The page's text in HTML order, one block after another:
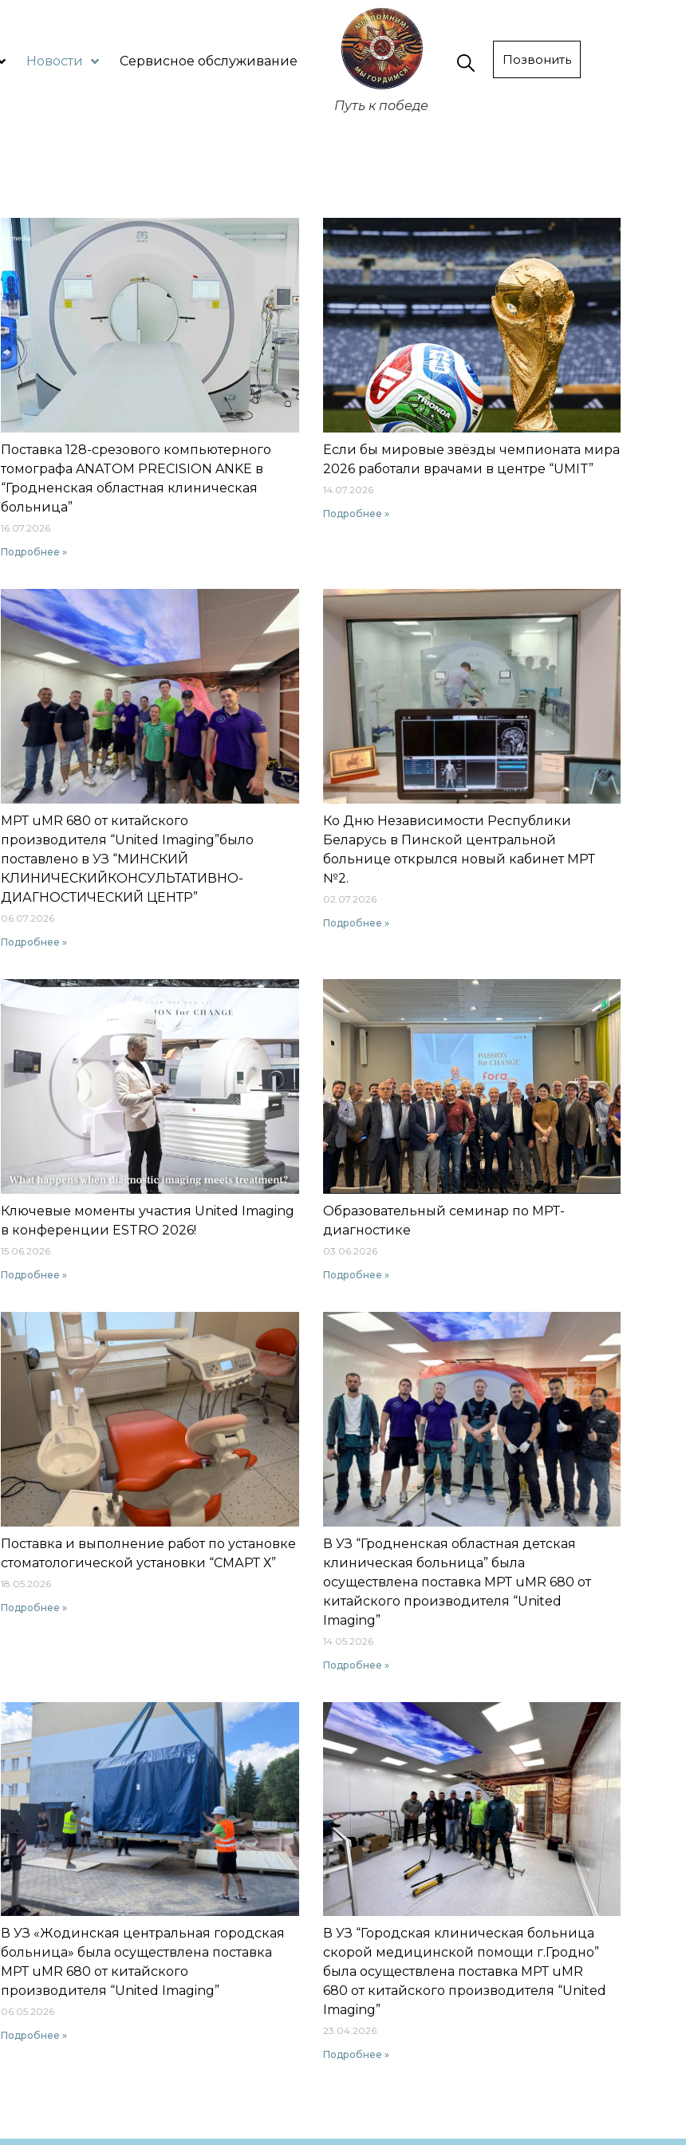
Новости Сервисное обслуживание
Путь к победе
Позвонить
Поставка 128-срезового компьютерного
томографа ANATOM PRECISION ANKE в
“Гродненская областная клиническая
больница”
16.07.2026
Подробнее »
Если бы мировые звёзды чемпионата мира
2026 работали врачами в центре “UMIT”
14.07.2026
Подробнее »
МРТ uMR 680 от китайского
производителя “United Imaging”было
поставлено в УЗ “МИНСКИЙ
КЛИНИЧЕСКИЙКОНСУЛЬТАТИВНО-
ДИАГНОСТИЧЕСКИЙ ЦЕНТР”
06.07.2026
Подробнее »
Ко Дню Независимости Республики
Беларусь в Пинской центральной
больнице открылся новый кабинет МРТ
№2.
02.07.2026
Подробнее »
Ключевые моменты участия United Imaging
в конференции ESTRO 2026!
15.06.2026
Подробнее »
Образовательный семинар по МРТ-
диагностике
03.06.2026
Подробнее »
Поставка и выполнение работ по установке
стоматологической установки “СМАРТ Х”
18.05.2026
Подробнее »
В УЗ “Гродненская областная детская
клиническая больница” была
осуществлена поставка МРТ uMR 680 от
китайского производителя “United
Imaging”
14.05.2026
Подробнее »
В УЗ «Жодинская центральная городская
больница» была осуществлена поставка
МРТ uMR 680 от китайского
производителя “United Imaging”
06.05.2026
Подробнее »
В УЗ “Городская клиническая больница
скорой медицинской помощи г.Гродно”
была осуществлена поставка МРТ uMR
680 от китайского производителя “United
Imaging”
23.04.2026
Подробнее »